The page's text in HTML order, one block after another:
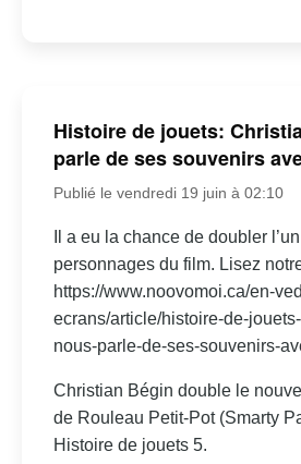
Histoire de jouets:
parle de ses souvenirs
Publié le vendredi 19 juin à 02:10
Il a eu la chance de doubler
personnages du film. Lisez
https://www.noovomoi.ca/en-
ecrans/article/histoire-de-
nous-parle-de-ses-souvenirs-
Christian Bégin double le
de Rouleau Petit-Pot (Smarty
Histoire de jouets 5.